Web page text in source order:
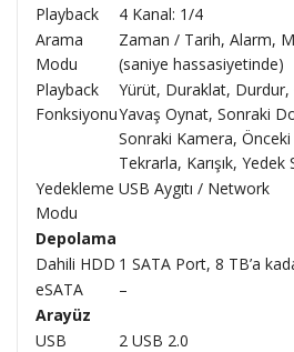
Playback
4 Kanal: 1/4
Arama
Modu
Zaman / Tarih, Alarm,
(saniye hassasiyetinde)
Playback
Fonksiyonu
Yürüt, Duraklat, Durdur,
Yavaş Oynat, Sonraki
Sonraki Kamera,
Tekrarla, Karışık,
Yedekleme
Modu
USB Aygıtı / Network
Depolama
Dahili HDD 1 SATA Port, 8 TB’a
eSATA
–
Arayüz
USB
2 USB 2.0